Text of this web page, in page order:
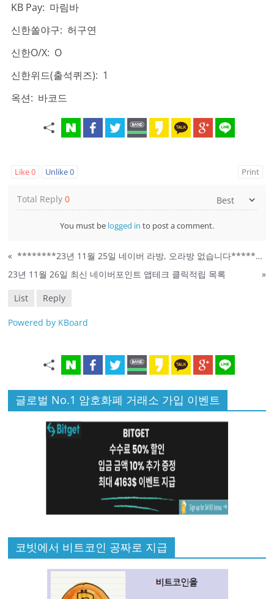
KB Pay: 마림바
신한쏠야구: 허구연
신한O/X: O
신한위드(출석퀴즈): 1
옥션: 바코드
Like0 Unlike0 Print
Total Reply0
You must be logged in to post a comment.
«
********23년 11월 25일 네이버 라방, 오라방 없습니다********
23년 11월 26일 최신 네이버포인트 앱테크 클릭적립 목록
»
List Reply
Powered by KBoard
글로벌 No.1 암호화폐 거래소 가입 이벤트
코빗에서 비트코인 공짜로 지급